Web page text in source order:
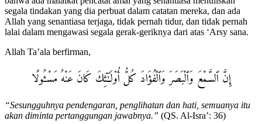
segala tindakan yang dia perbuat dalam catatan mereka, dan ada
Allah yang senantiasa terjaga, tidak pernah tidur, dan tidak pernah
lalai dalam mengawasi segala gerak-geriknya dari atas ‘Arsy sana.
Allah Ta’ala berfirman,
إِنَّ ٱلسَّمْعَ وَٱلْبَصَرَ وَٱلْفُؤَادَ كُلُّ أُو۟لَـٰٓئِكَ كَانَ عَنْهُ مَسْـُٔولًا
“Sesungguhnya pendengaran, penglihatan dan hati, semuanya itu
akan diminta pertanggungan jawabnya.” (QS. Al-Isra’: 36)